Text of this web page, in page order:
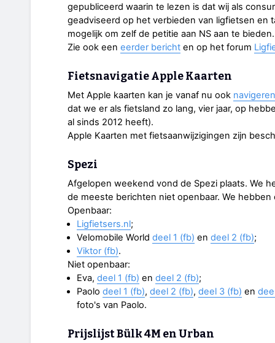
gepubliceerd waarin te lezen is dat wij als
geadviseerd op het verbieden van ligfietsen en
mogelijk om zelf de petitie aan NS aan te
Zie ook een eerder bericht en op het forum
Fietsnavigatie Apple Kaarten
Met Apple kaarten kan je vanaf nu ook
dat we er als fietsland zo lang, vier jaar, op
al sinds 2012 heeft).
Apple Kaarten met fietsaanwijzigingen zijn
Spezi
Afgelopen weekend vond de Spezi plaats. We
de meeste berichten niet openbaar. We
Openbaar:
Ligfietsers.nl;
Velomobile World deel 1 (fb) en deel 2 (fb);
Viktor (fb).
Niet openbaar:
Eva, deel 1 (fb) en deel 2 (fb);
Paolo deel 1 (fb), deel 2 (fb), deel 3 (fb) en
foto's van Paolo.
Prijslijst Bülk 4M en Urban